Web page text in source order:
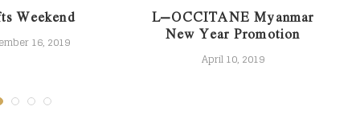
Weekend
16, 2019
L’OCCITANE Myanmar
New Year Promotion
April 10, 2019